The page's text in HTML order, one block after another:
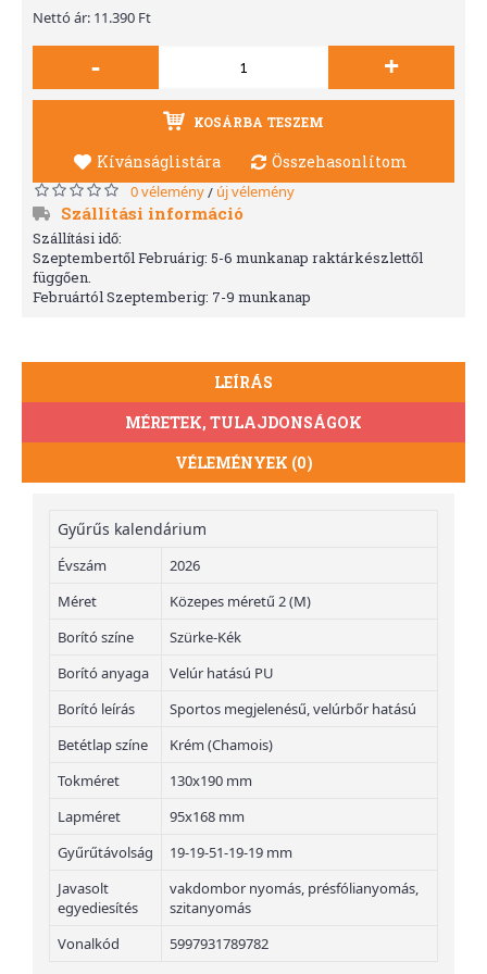
Nettó ár: 11.390 Ft
- +
KOSÁRBA TESZEM
Kívánságlistára Összehasonlítom
0 vélemény/ új vélemény
Szállítási információ
Szállítási idő:
Szeptembertől Februárig: 5-6 munkanap raktárkészlettől
függően.
Februártól Szeptemberig: 7-9 munkanap
LEÍRÁS
MÉRETEK, TULAJDONSÁGOK
VÉLEMÉNYEK (0)
Gyűrűs kalendárium
Évszám
2026
Méret
Közepes méretű 2 (M)
Borító színe
Szürke-Kék
Borító anyaga
Velúr hatású PU
Borító leírás
Sportos megjelenésű, velúrbőr hatású
Betétlap színe
Krém (Chamois)
Tokméret
130x190 mm
Lapméret
95x168 mm
Gyűrűtávolság
19-19-51-19-19 mm
Javasolt
egyediesítés
vakdombor nyomás, présfólianyomás,
szitanyomás
Vonalkód
5997931789782